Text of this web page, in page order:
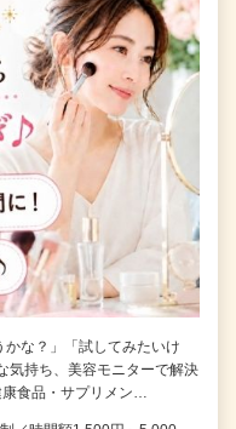
かな？」「試してみたいけ
気持ち、美容モニターで解決
食品・サプリメン…